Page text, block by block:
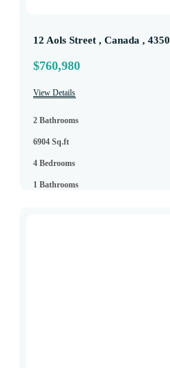
12 Aols Street , Canada , 4350
$760,980
View Details
2 Bathrooms
6904 Sq.ft
4 Bedrooms
1 Bathrooms